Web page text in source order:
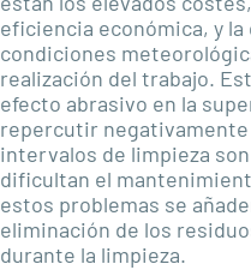
eficiencia económica, y la
condiciones
realización del trabajo.
efecto abrasivo en la
repercutir
intervalos de limpieza
dificultan el
estos problemas se
eliminación de los
durante la limpieza.